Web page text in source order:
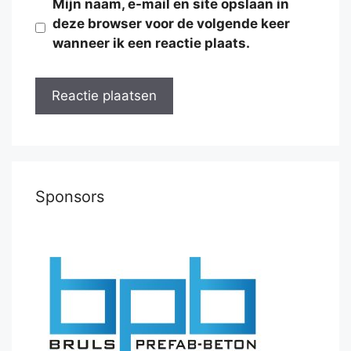
Mijn naam, e-mail en site opslaan in
deze browser voor de volgende keer
wanneer ik een reactie plaats.
Sponsors